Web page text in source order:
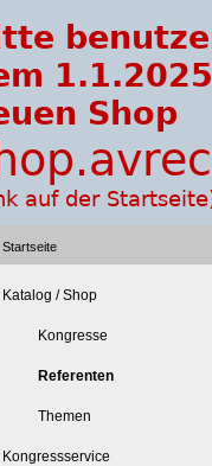
Startseite
Katalog / Shop
Kongresse
Referenten
Themen
Kongressservice